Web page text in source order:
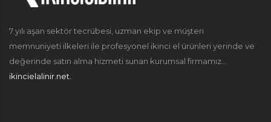
7 yılı aşan sektör tecrübesi, uzman ekip ve müşteri
memnuniyeti ilkeleri ile profesyonel ikinci el ürünleri yerinde ve
değerinde satın alma hizmeti sunan kurumsal firmamız...
ikincielalinir.net.